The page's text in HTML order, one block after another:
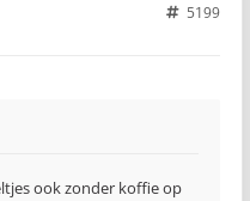
5199
ook zonder koffie op